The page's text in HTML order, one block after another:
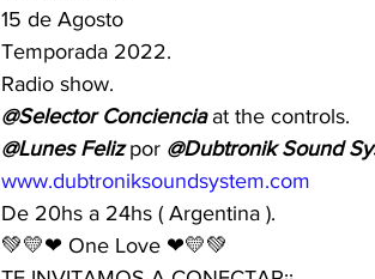
15 de Agosto
Temporada 2022.
Radio show.
@Selector Conciencia at the controls.
@Lunes Feliz por @Dubtronik Sound
www.dubtroniksoundsystem.com
De 20hs a 24hs ( Argentina ).
💚💛❤ One Love ❤💛💚